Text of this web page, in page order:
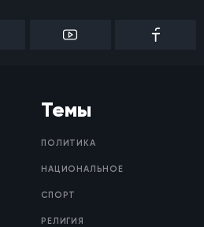
Темы
ПОЛИТИКА
НАЦИОНАЛЬНОЕ
СПОРТ
РЕЛИГИЯ